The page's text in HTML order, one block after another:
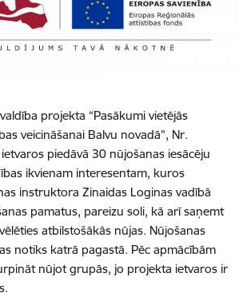
projekta “Pasākumi vietējās
veicināšanai Balvu novadā”, Nr.
piedāvā 30 nūjošanas iesācēju
ikvienam interesentam, kuros
instruktora Zinaidas Loginas vadībā
pamatus, pareizu soli, kā arī saņemt
atbilstošākās nūjas. Nūjošanas
notiks katrā pagastā. Pēc apmācībām
nūjot grupās, jo projekta ietvaros ir